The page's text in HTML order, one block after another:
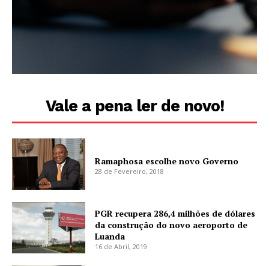
Vale a pena ler de novo!
Ramaphosa escolhe novo Governo
28 de Fevereiro, 2018
PGR recupera 286,4 milhões de dólares
da construção do novo aeroporto de
Luanda
16 de Abril, 2019